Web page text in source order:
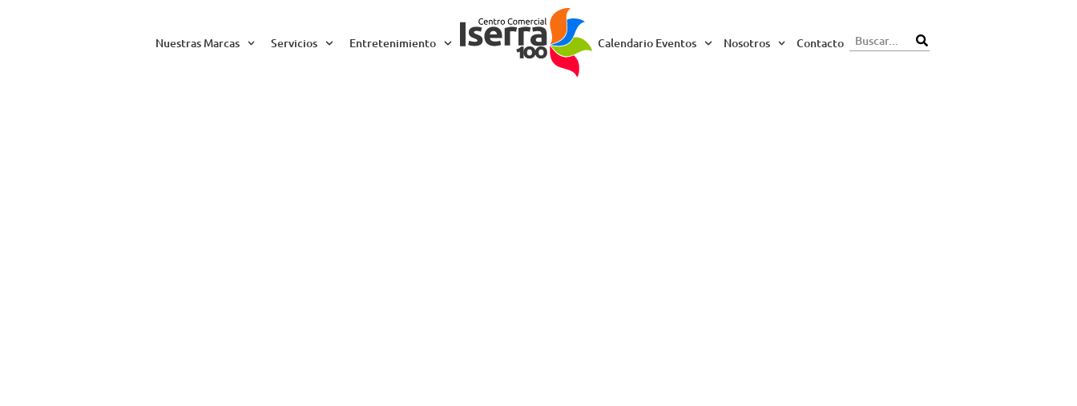
Nuestras Marcas Servicios Entretenimiento Calendario Eventos Nosotros Contacto